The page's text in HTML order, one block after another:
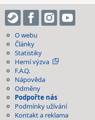
O webu
Články
Statistiky
Herní výzva
F.A.Q.
Nápověda
Odměny
Podpořte nás
Podmínky užívání
Kontakt a reklama